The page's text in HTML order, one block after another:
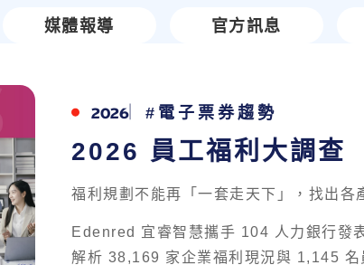
媒體報導 官方訊息
2026 #電子票券趨勢
2026 員工福利大調查
福利規劃不能再「一套走天下」，找出各
Edenred 宜睿智慧攜手 104 人力銀行發
解析 38,169 家企業福利現況與 1,145 名